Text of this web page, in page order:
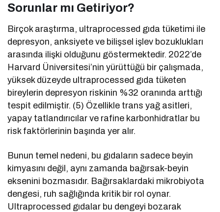
Sorunlar mı Getiriyor?
Birçok araştırma, ultraprocessed gıda tüketimi ile
depresyon, anksiyete ve bilişsel işlev bozuklukları
arasında ilişki olduğunu göstermektedir. 2022’de
Harvard Üniversitesi’nin yürüttüğü bir çalışmada,
yüksek düzeyde ultraprocessed gıda tüketen
bireylerin depresyon riskinin %32 oranında arttığı
tespit edilmiştir. (5) Özellikle trans yağ asitleri,
yapay tatlandırıcılar ve rafine karbonhidratlar bu
risk faktörlerinin başında yer alır.
Bunun temel nedeni, bu gıdaların sadece beyin
kimyasını değil, aynı zamanda bağırsak-beyin
eksenini bozmasıdır. Bağırsaklardaki mikrobiyota
dengesi, ruh sağlığında kritik bir rol oynar.
Ultraprocessed gıdalar bu dengeyi bozarak